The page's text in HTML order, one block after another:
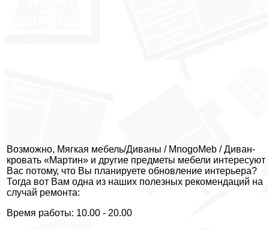
Возможно, Мягкая мебель/Диваны / MnogoMeb / Диван-
кровать «Мартин» и другие предметы мебели интересуют
Вас потому, что Вы планируете обновление интерьера?
Тогда вот Вам одна из наших полезных рекомендаций на
случай ремонта:
Время работы: 10.00 - 20.00